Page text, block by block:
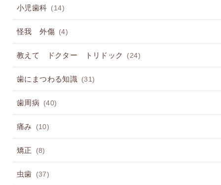
小児歯科 (14)
怪我 外傷 (4)
教えて ドクター トリドック (24)
歯にまつわる知識 (31)
歯周病 (40)
痛み (10)
矯正 (8)
虫歯 (37)